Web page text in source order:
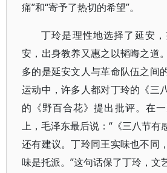
痛”和“寄予了热切的希望”。
丁玲是理性地选择了延安
安，出身教养又惠之以韬晦之道
多的是延安文人与革命队伍之间
运动中，许多人都对丁玲的《三
的《野百合花》提出批评。在
上，毛泽东最后说：“《三八节有
还有建议。丁玲同王实味也不同
味是托派。”这句话保了丁玲，文